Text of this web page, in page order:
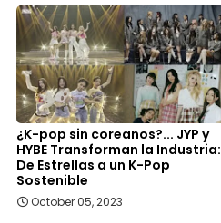
¿K-pop sin coreanos?... JYP y
HYBE Transforman la Industria:
De Estrellas a un K-Pop
Sostenible
October 05, 2023